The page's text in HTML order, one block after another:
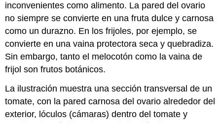
inconvenientes como alimento. La pared del ovario
no siempre se convierte en una fruta dulce y carnosa
como un durazno. En los frijoles, por ejemplo, se
convierte en una vaina protectora seca y quebradiza.
Sin embargo, tanto el melocotón como la vaina de
frijol son frutos botánicos.
La ilustración muestra una sección transversal de un
tomate, con la pared carnosa del ovario alrededor del
exterior, lóculos (cámaras) dentro del tomate y